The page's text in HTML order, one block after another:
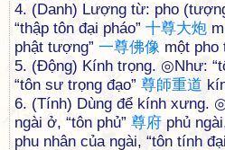
4. (Danh) Lượng từ: pho
“thập tôn đại pháo” 十尊大炮
phật tượng” 一尊佛像 một pho
5. (Động) Kính trọng. ◎Như:
“tôn sư trọng đạo” 尊師重道
6. (Tính) Dùng để kính xưng.
ngài ở, “tôn phủ” 尊府 phủ
phu nhân của ngài, “tôn tính